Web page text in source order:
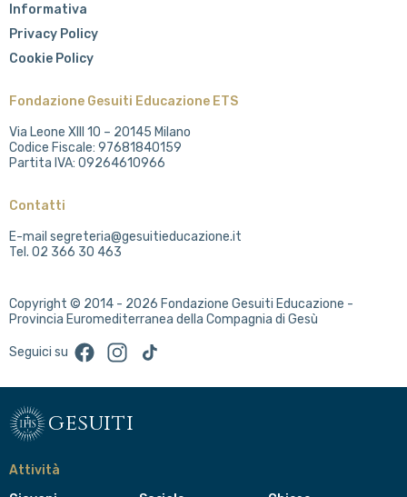
Informativa
Privacy Policy
Cookie Policy
Fondazione Gesuiti Educazione ETS
Via Leone XIII 10 – 20145 Milano
Codice Fiscale: 97681840159
Partita IVA: 09264610966
Contatti
E-mail segreteria@gesuitieducazione.it
Tel. 02 366 30 463
Copyright © 2014 - 2026 Fondazione Gesuiti Educazione -
Provincia Euromediterranea della Compagnia di Gesù
Seguici su FacebookInstagram
TikTok
gesuiti
Attività